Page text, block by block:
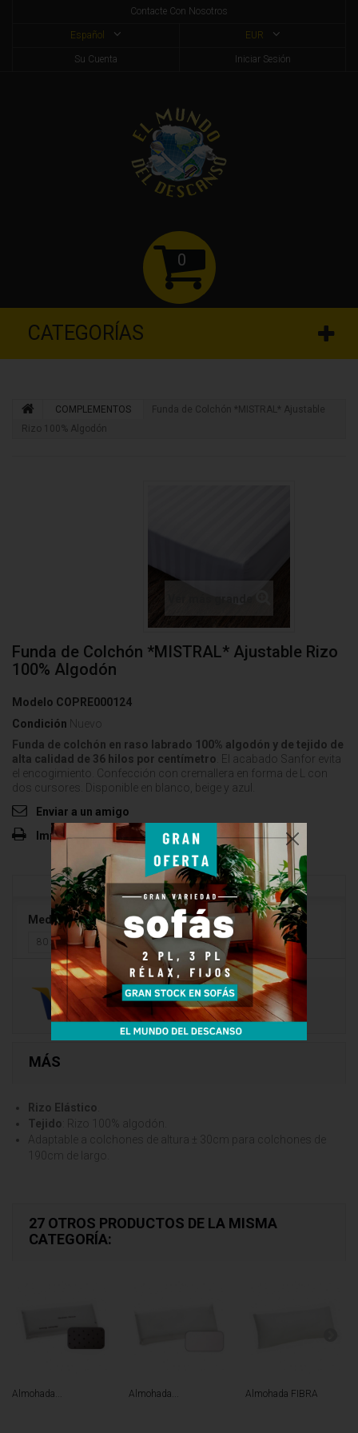
Contacte Con Nosotros
EUR
Español
Iniciar Sesión
Su Cuenta
0
CATEGORÍAS
COMPLEMENTOS
Funda de Colchón *MISTRAL* Ajustable
Rizo 100% Algodón
Funda de Colchón *MISTRAL* Ajustable Rizo
100% Algodón
Modelo COPRE000124
Condición
Nuevo
Funda de colchón en raso labrado 100% algodón y de tejido de
alta calidad de 36 hilos por centímetro . El acabado Sanfor evita
el encogimiento. Confección con cremallera en forma de L con
dos cursores. Disponible en blanco, beige y azul.
Enviar a un amigo
Imprimir
Medidas
80 x 190
MÁS
Rizo Elástico
Tejido : Rizo 100% algodón.
Adaptable a colchones de altura ± 30cm para colchones de
190cm de largo.
27 OTROS PRODUCTOS DE LA MISMA
CATEGORÍA:
Almohada... Almohada... Almohada FIBRA